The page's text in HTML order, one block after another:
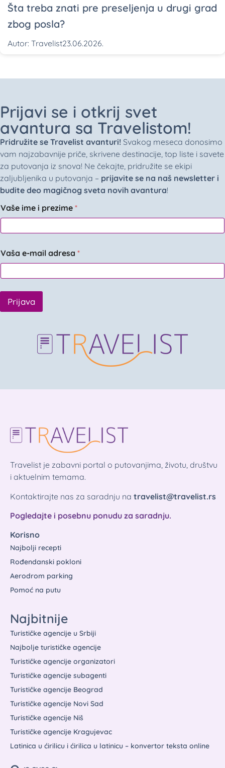
Šta treba znati pre preseljenja u drugi grad
zbog posla?
Autor: Travelist23.06.2026.
Prijavi se i otkrij svet
avantura sa Travelistom!
Pridružite se Travelist avanturi! Svakog meseca donosimo
vam najzabavnije priče, skrivene destinacije, top liste i savete
za putovanja iz snova! Ne čekajte, pridružite se ekipi
zaljubljenika u putovanja – prijavite se na naš newsletter i
budite deo magičnog sveta novih avantura!
Vaše ime i prezime *
Vaša e-mail adresa *
Prijava
Travelist je zabavni portal o putovanjima, životu, društvu
i aktuelnim temama.
Kontaktirajte nas za saradnju na travelist@travelist.rs
Pogledajte i posebnu ponudu za saradnju.
Korisno
Najbolji recepti
Rođendanski pokloni
Aerodrom parking
Pomoć na putu
Najbitnije
Turističke agencije u Srbiji
Najbolje turističke agencije
Turističke agencije organizatori
Turističke agencije subagenti
Turističke agencije Beograd
Turističke agencije Novi Sad
Turističke agencije Niš
Turističke agencije Kragujevac
Latinica u ćirilicu i ćirilica u latinicu – konvertor teksta online